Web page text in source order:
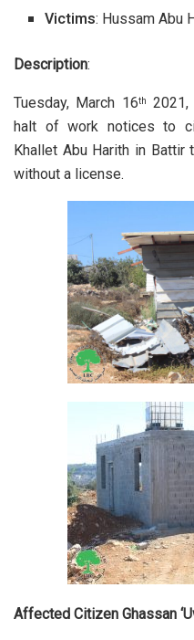
Victims: Hussam Abu
Description:
Tuesday, March 16th
halt of work notices to
Khallet Abu Harith in
without a license.
Affected Citizen Ghassan